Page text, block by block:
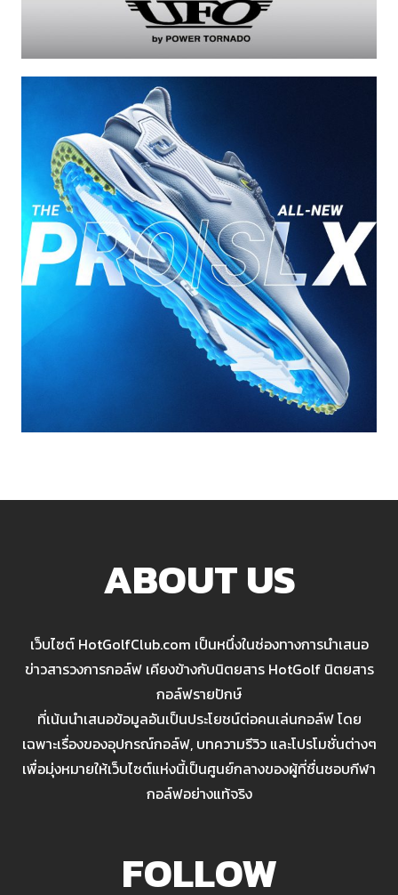
ABOUT US
เว็บไซต์ HotGolfClub.com เป็นหนึ่งในช่องทางการนำเสนอ
ข่าวสารวงการกอล์ฟ เคียงข้างกับนิตยสาร HotGolf นิตยสาร
กอล์ฟรายปักษ์
ที่เน้นนำเสนอข้อมูลอันเป็นประโยชน์ต่อคนเล่นกอล์ฟ โดย
เฉพาะเรื่องของอุปกรณ์กอล์ฟ, บทความรีวิว และโปรโมชั่นต่างๆ
เพื่อมุ่งหมายให้เว็บไซต์แห่งนี้เป็นศูนย์กลางของผู้ที่ชื่นชอบกีฬา
กอล์ฟอย่างแท้จริง
FOLLOW